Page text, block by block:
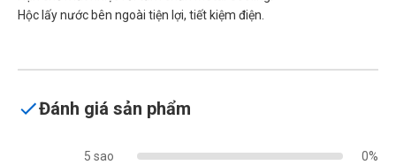
Hộc lấy nước bên ngoài tiện lợi, tiết kiệm điện.
Đánh giá sản phẩm
5 sao 0%